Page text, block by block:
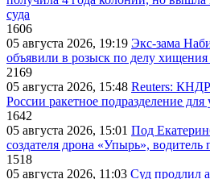
суда
1606
05 августа 2026, 19:19 Экс-зама
объявили в розыск по делу
2169
05 августа 2026, 15:48 Reuters: КНДР
России ракетное подразделение
1642
05 августа 2026, 15:01 Под
создателя дрона «Упырь», водитель
1518
05 августа 2026, 11:03 Суд продлил